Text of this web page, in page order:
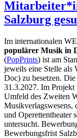
Salzburg
Im internationalen
populärer Musik in
(PopPrints) ist am
jeweils eine Stelle als
Doc) zu besetzen.
31.3.2027. Im
Umfeld des Zweiten
und Operettentheater
untersucht.
Bewerbungsfrist